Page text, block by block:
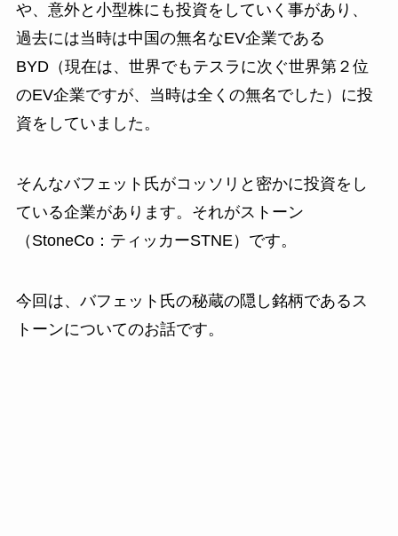
や、意外と小型株にも投資をしていく事があり、
過去には当時は中国の無名なEV企業である
BYD（現在は、世界でもテスラに次ぐ世界第２位
のEV企業ですが、当時は全くの無名でした）に投
資をしていました。
そんなバフェット氏がコッソリと密かに投資をし
ている企業があります。それがストーン
（StoneCo：ティッカーSTNE）です。
今回は、バフェット氏の秘蔵の隠し銘柄であるス
トーンについてのお話です。